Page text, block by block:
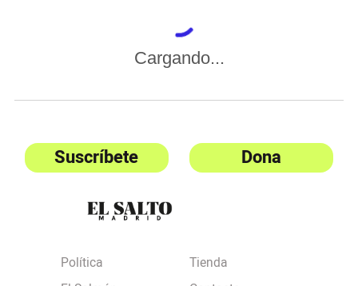
Cargando...
Suscríbete Dona
Política
Tienda